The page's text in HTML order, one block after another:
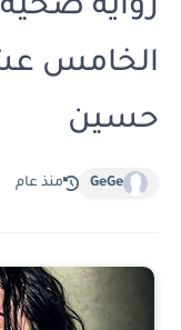
رواية
حسين
GeGe منذ عام